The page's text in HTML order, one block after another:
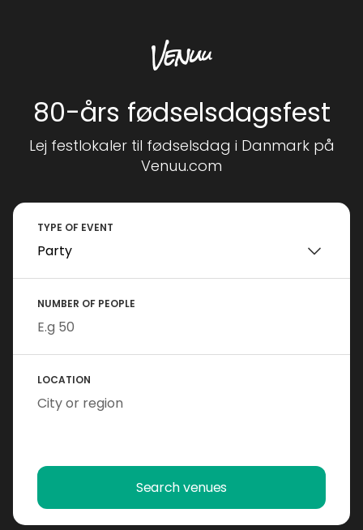
80-års fødselsdagsfest
Lej festlokaler til fødselsdag i Danmark på
Venuu.com
TYPE OF EVENT
NUMBER OF PEOPLE
LOCATION
Search venues